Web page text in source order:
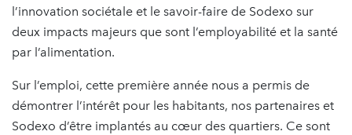
l’innovation sociétale et le savoir-faire de Sodexo sur
deux impacts majeurs que sont l’employabilité et la santé
par l’alimentation.
Sur l’emploi, cette première année nous a permis de
démontrer l’intérêt pour les habitants, nos partenaires et
Sodexo d’être implantés au cœur des quartiers. Ce sont